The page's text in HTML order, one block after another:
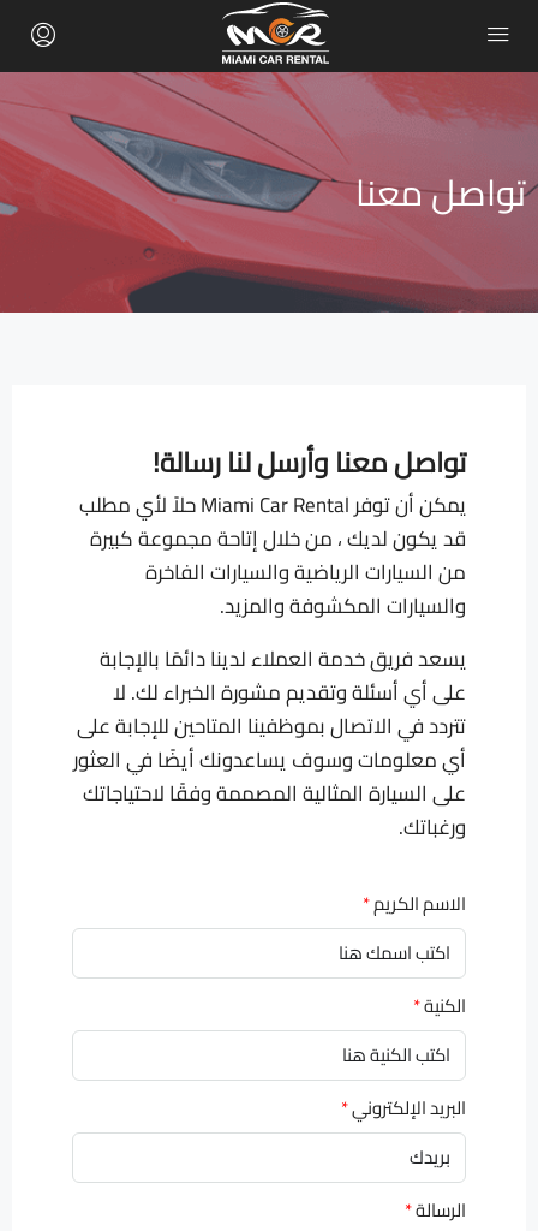
تواصل معنا
تواصل معنا وأرسل لنا رسالة!
يمكن أن توفر Miami Car Rental حلاً لأي مطلب
قد يكون لديك ، من خلال إتاحة مجموعة كبيرة
من السيارات الرياضية والسيارات الفاخرة
والسيارات المكشوفة والمزيد.
يسعد فريق خدمة العملاء لدينا دائمًا بالإجابة
على أي أسئلة وتقديم مشورة الخبراء لك. لا
تتردد في الاتصال بموظفينا المتاحين للإجابة على
أي معلومات وسوف يساعدونك أيضًا في العثور
على السيارة المثالية المصممة وفقًا لاحتياجاتك
ورغباتك.
الاسم الكريم
الكنية
البريد الإلكتروني
الرسالة